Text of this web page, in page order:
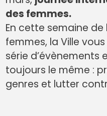
des femmes.
En cette semaine
femmes, la Ville
série d’évènements
toujours le même :
genres et lutter